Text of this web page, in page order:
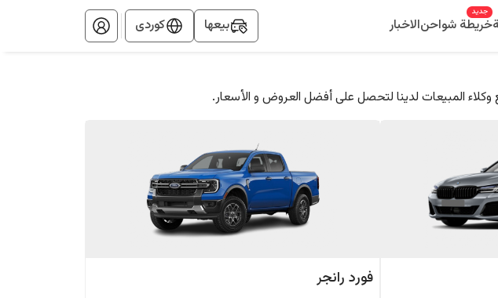
خريطة شواحن
جديد
الاخبار بيعها کوردی
المبيعات لدينا لتحصل على أفضل العروض و الأسعار.
فورد رانجر